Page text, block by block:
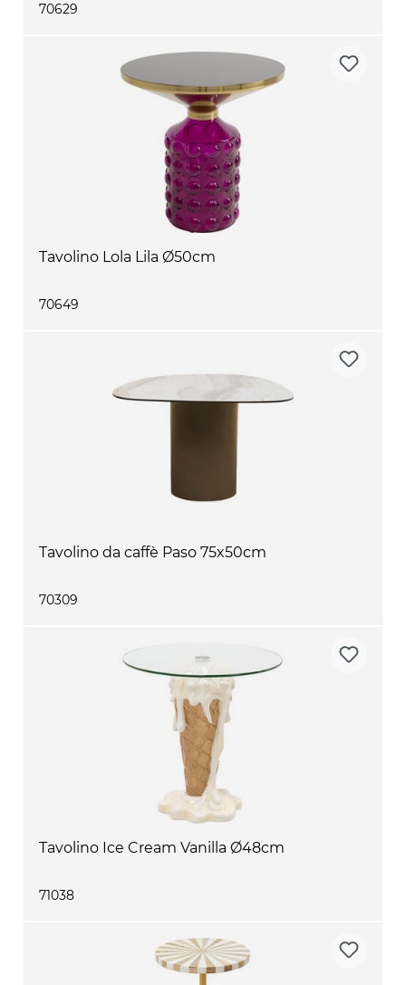
70629
Tavolino Lola Lila Ø50cm
70649
Tavolino da caffè Paso 75x50cm
70309
Tavolino Ice Cream Vanilla Ø48cm
71038